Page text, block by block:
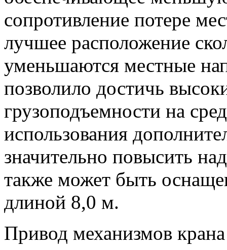
сопротивление потере
лучшее расположение
уменьшаются местные
позволило достичь
грузоподъемности на
использования
значительно повысить
также может быть
длиной 8,0 м.
Привод механизмов